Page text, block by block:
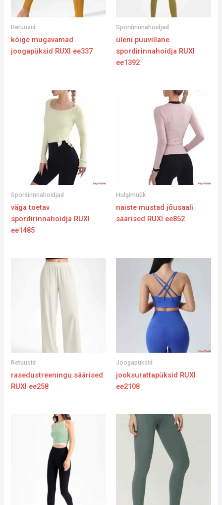
Retuusid
kõige mugavamad
joogapüksid RUXI ee337
Spordirinnahoidjad
üleni puuvillane
spordirinnahoidja RUXI
ee1392
Spordirinnahoidjad
väga toetav
spordirinnahoidja RUXI
ee1485
Hulgimüük
naiste mustad jõusaali
säärised RUXI ee852
Retuusid
rasedustreeningu säärised
RUXI ee258
Joogapüksid
jooksurattapüksid RUXI
ee2108